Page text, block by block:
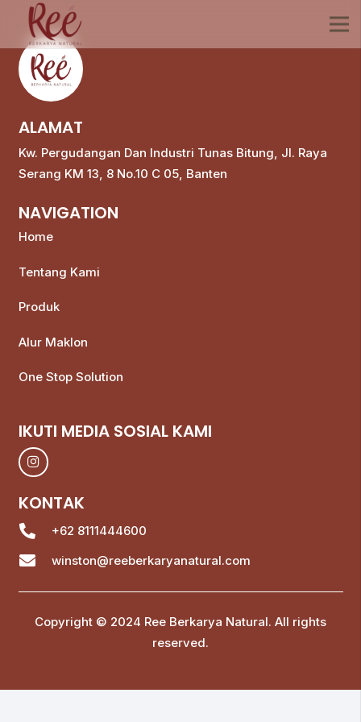
ALAMAT
Kw. Pergudangan Dan Industri Tunas Bitung, Jl. Raya
Serang KM 13, 8 No.10 C 05, Banten
NAVIGATION
Home
Tentang Kami
Produk
Alur Maklon
One Stop Solution
IKUTI MEDIA SOSIAL KAMI
KONTAK
+62 8111444600
winston@reeberkaryanatural.com
Copyright © 2024 Ree Berkarya Natural. All rights
reserved.